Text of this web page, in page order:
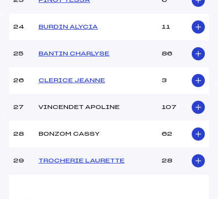
24 BURDIN ALYCIA 11
25 BANTIN CHARLYSE 86
26 CLERICE JEANNE 3
27 VINCENDET APOLINE 107
28 BONZOM CASSY 62
29 TROCHERIE LAURETTE 28